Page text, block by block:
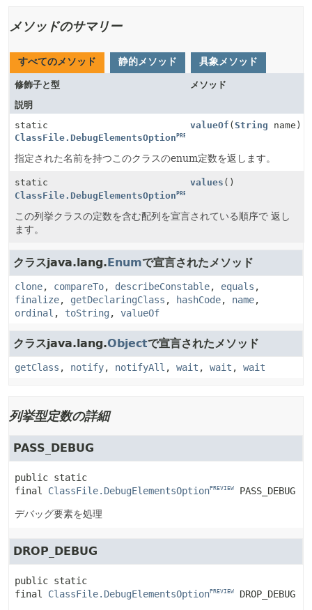
メソッドのサマリー
すべてのメソッド 静的メソッド 具象メソッド
修飾子と型
メソッド
説明
static
ClassFile.DebugElementsOption PREVIEW
valueOf ( String name)
指定された名前を持つこのクラスのenum定数を返します。
static
ClassFile.DebugElementsOptionPREVIEW
values ()
この列挙クラスの定数を含む配列を宣言されている順序で 返し
ます。
クラスjava.lang.Enumで宣言されたメソッド
clone, compareTo, describeConstable, equals ,
finalize, getDeclaringClass , hashCode, name,
ordinal , toString , valueOf
クラスjava.lang.Objectで宣言されたメソッド
getClass , notify, notifyAll , wait , wait , wait
列挙型定数の詳細
PASS_DEBUG
public static
final
ClassFile.DebugElementsOptionPREVIEW PASS_DEBUG
デバッグ要素を処理
DROP_DEBUG
public static
final
ClassFile.DebugElementsOptionPREVIEW DROP_DEBUG